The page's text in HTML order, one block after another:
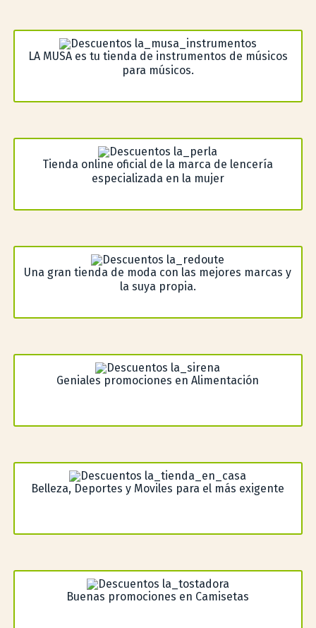
LA MUSA es tu tienda de instrumentos de músicos
para músicos.
Tienda online oficial de la marca de lencería
especializada en la mujer
Una gran tienda de moda con las mejores marcas y
la suya propia.
Geniales promociones en Alimentación
Belleza, Deportes y Moviles para el más exigente
Buenas promociones en Camisetas